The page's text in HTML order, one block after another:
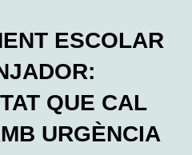
ESCOLAR
QUE CAL
URGÈNCIA